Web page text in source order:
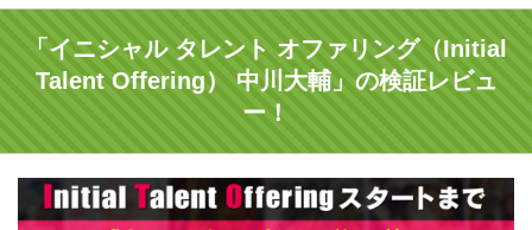
「イニシャル タレント オファリング（Initial
Talent Offering） 中川大輔」の検証レビュ
ー！